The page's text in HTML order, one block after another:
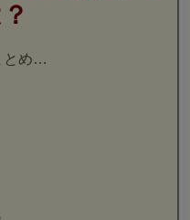
とめ…